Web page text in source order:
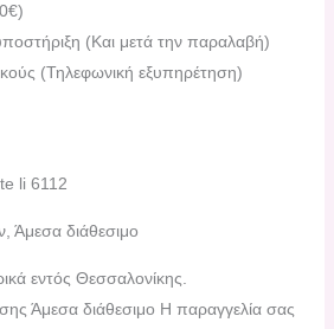
(Και μετά την παραλαβή)
(Τηλεφωνική εξυπηρέτηση)
li 6112
Άμεσα διάθεσιμο
εντός Θεσσαλονίκης.
Άμεσα διάθεσιμο H παραγγελία σας